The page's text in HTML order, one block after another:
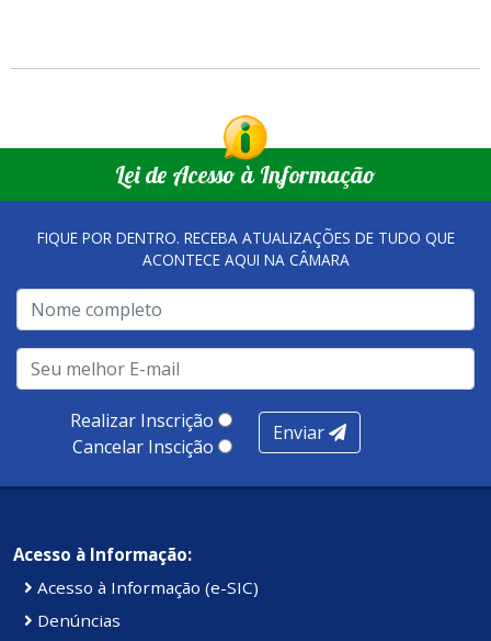
Lei de Acesso à Informação
FIQUE POR DENTRO. RECEBA ATUALIZAÇÕES DE TUDO QUE
ACONTECE AQUI NA CÂMARA
Realizar Inscrição
Cancelar Inscição
Enviar
Acesso à Informação:
Acesso à Informação (e-SIC)
Denúncias